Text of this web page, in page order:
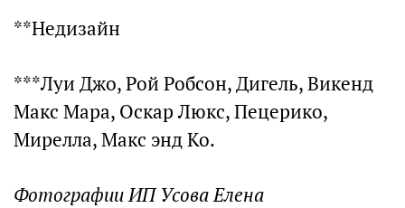
**Недизайн
***Луи Джо, Рой Робсон, Дигель, Викенд
Макс Мара, Оскар Люкс, Пецерико,
Мирелла, Макс энд Ко.
Фотографии ИП Усова Елена